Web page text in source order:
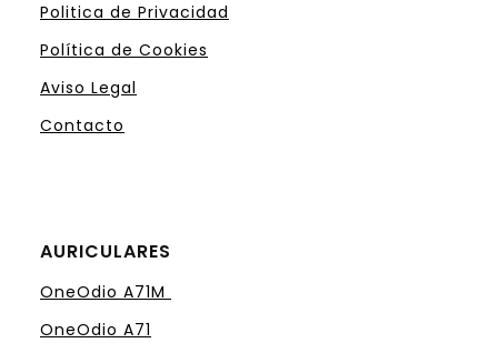
Politica de Privacidad
Política de Cookies
Aviso Legal
Contacto
AURICULARES
OneOdio A71M
OneOdio A71